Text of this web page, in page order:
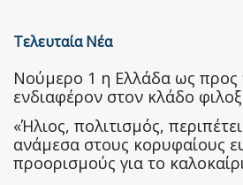
Τελευταία Νέα
Nούμερο 1 η Ελλάδα ως προς
ενδιαφέρον στον κλάδο
«Ήλιος, πολιτισμός,
ανάμεσα στους κορυφαίους
προορισμούς για το